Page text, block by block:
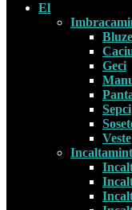
El
Bluze
Geci
Sepci
Veste